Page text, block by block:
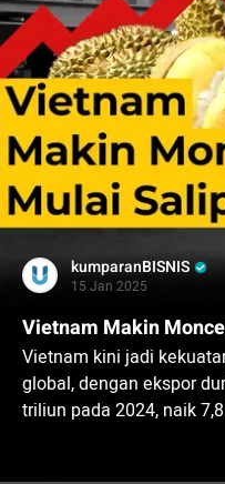
kumparanBISNIS
15 Jan 2025
Vietnam Makin
Vietnam kini jadi
global, dengan ekspor
triliun pada 2024, naik